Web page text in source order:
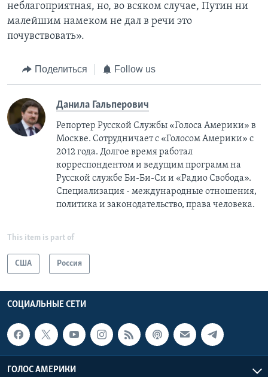
неблагоприятная, но, во всяком случае, Путин ни
малейшим намеком не дал в речи это
почувствовать».
Поделиться Follow us
Данила Гальперович
Репортер Русской Службы «Голоса Америки» в
Москве. Сотрудничает с «Голосом Америки» с
2012 года. Долгое время работал
корреспондентом и ведущим программ на
Русской службе Би-Би-Си и «Радио Свобода».
Специализация - международные отношения,
политика и законодательство, права человека.
This item is part of
США Россия
СОЦИАЛЬНЫЕ СЕТИ
ГОЛОС АМЕРИКИ